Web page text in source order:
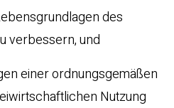
des
verbessern, und
ordnungsgemäßen
Nutzung